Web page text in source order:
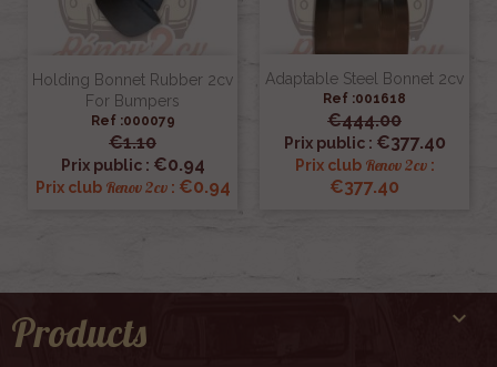
Holding Bonnet Rubber 2cv
For Bumpers
Ref :000079
€1.10
Prix public : €0.94
Prix club Renov 2cv: €0.94
Adaptable Steel Bonnet 2cv
Ref :001618
€444.00
Prix public : €377.40
Prix club Renov 2cv:
€377.40
Products 